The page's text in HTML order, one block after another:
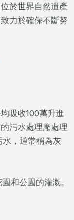
於世界自然遺產
力於確保不斷努
吸收100萬升進
污水處理廠處理
，通常稱為灰
和公園的灌溉。